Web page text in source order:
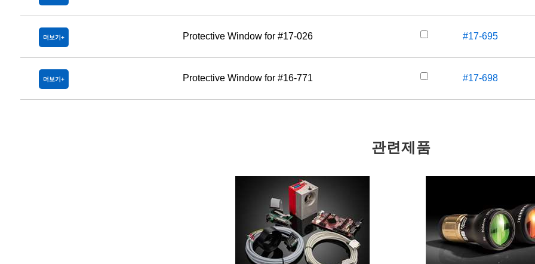
더보기 Protective Window for #17-026 #17-695
더보기 Protective Window for #16-771 #17-698
관련제품